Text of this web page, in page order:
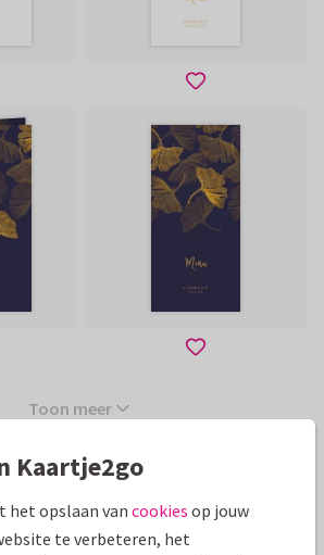
Toon meer
Kaartje2go
het opslaan van cookies op jouw
te verbeteren, het